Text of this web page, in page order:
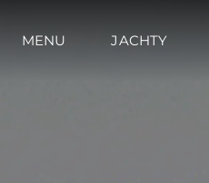
MENU JACHTY